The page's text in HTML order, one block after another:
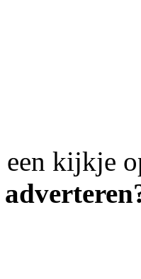
een kijkje